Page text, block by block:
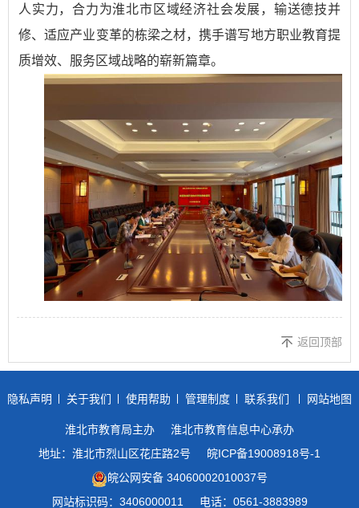
人实力，合力为淮北市区域经济社会发展，输送德技并
修、适应产业变革的栋梁之材，携手谱写地方职业教育提
质增效、服务区域战略的崭新篇章。
返回顶部
隐私声明 关于我们 使用帮助 管理制度 联系我们 网站地图
淮北市教育局主办
淮北市教育信息中心承办
地址：淮北市烈山区花庄路2号
皖ICP备19008918号-1
皖公网安备 34060002010037号
网站标识码：3406000011
电话：0561-3883989